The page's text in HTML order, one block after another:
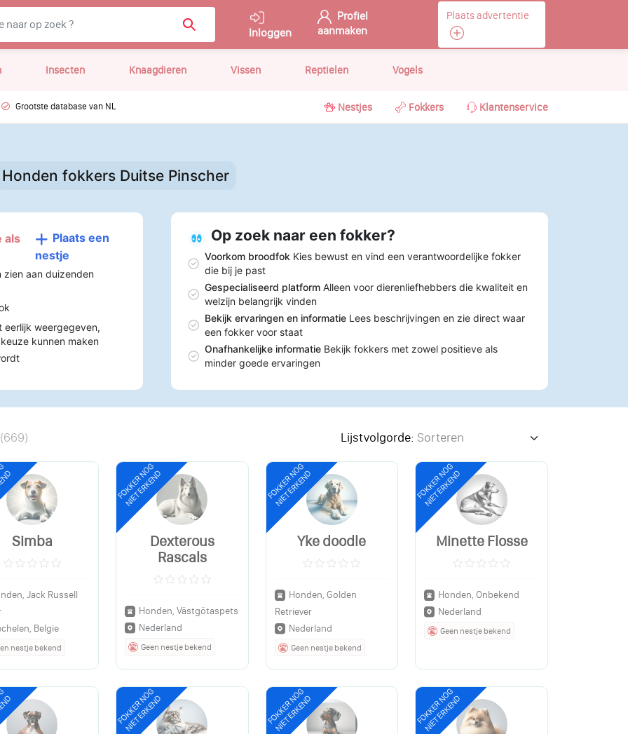
Inloggen
Profiel
aanmaken
Plaats advertentie
Insecten Knaagdieren Vissen Reptielen Vogels
Grootste database van NL Nestjes Fokkers Klantenservice
Honden fokkers Duitse Pinscher
als
Plaats een
nestje
zien aan duizenden
eerlijk weergegeven,
kunnen maken
Op zoek naar een fokker?
Voorkom broodfok Kies bewust en vind een verantwoordelijke fokker
die bij je past
Gespecialiseerd platform Alleen voor dierenliefhebbers die kwaliteit en
welzijn belangrijk vinden
Bekijk ervaringen en informatie Lees beschrijvingen en zie direct waar
een fokker voor staat
Onafhankelijke informatie Bekijk fokkers met zowel positieve als
minder goede ervaringen
(669) Lijstvolgorde:
Simba
Jack Russell
Belgie
nestje bekend
FOKKER NOG
NIET ERKEND
Dexterous
Rascals
Honden, Västgötaspets
Nederland
Geen nestje bekend
FOKKER NOG
NIET ERKEND
Yke doodle
Honden, Golden
Retriever
Nederland
Geen nestje bekend
FOKKER NOG
NIET ERKEND
Minette Flosse
Honden, Onbekend
Nederland
Geen nestje bekend
FOKKER NOG
NIET ERKEND FOKKER NOG
NIET ERKEND FOKKER NOG
NIET ERKEND